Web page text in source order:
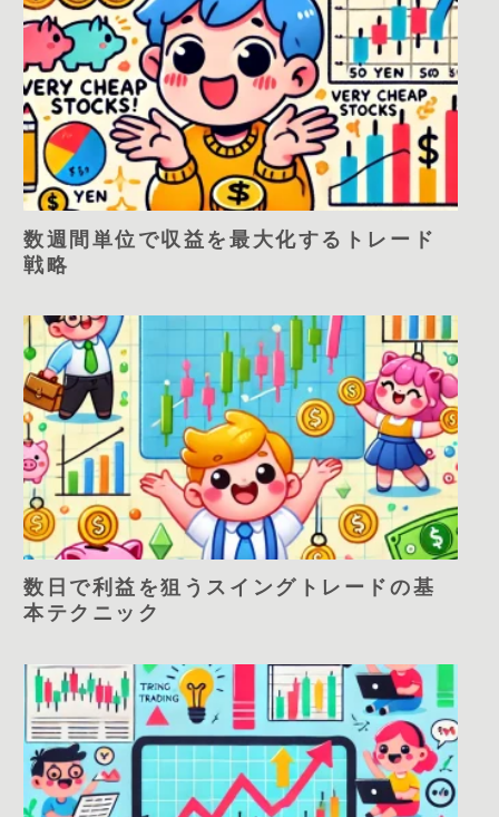
数週間単位で収益を最大化するトレード
戦略
数日で利益を狙うスイングトレードの基
本テクニック